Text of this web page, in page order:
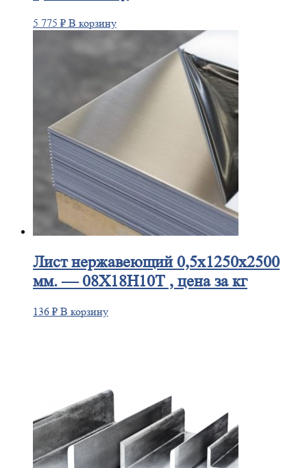
5 775 ₽ В корзину
Листнержавеющий 0,5x1250x2500
мм. — 08Х18Н10Т , цена за кг
136 ₽ В корзину